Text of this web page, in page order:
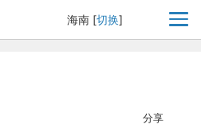
海南 [切换]
分享